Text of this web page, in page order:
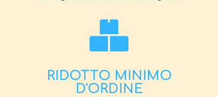
RIDOTTO MINIMO
D'ORDINE